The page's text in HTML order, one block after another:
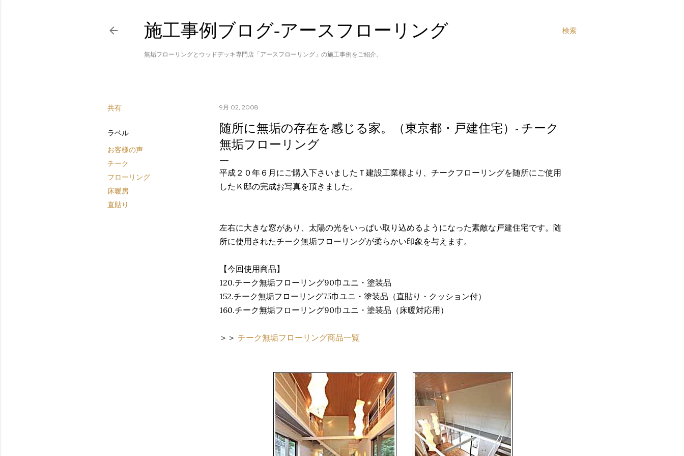
検索
施工事例ブログ‐アースフローリング
無垢フローリングとウッドデッキ専門店「アースフローリング」の施工事例をご紹介。
共有
ラベル
お客様の声
チーク
フローリング
床暖房
直貼り
9月 02, 2008
随所に無垢の存在を感じる家。（東京都・戸建住宅）- チーク
無垢フローリング
平成２０年６月にご購入下さいましたＴ建設工業様より、チークフローリングを随所にご使用
したＫ邸の完成お写真を頂きました。
左右に大きな窓があり、太陽の光をいっぱい取り込めるようになった素敵な戸建住宅です。随
所に使用されたチーク無垢フローリングが柔らかい印象を与えます。
【今回使用商品】
120.チーク無垢フローリング90巾ユニ・塗装品
152.チーク無垢フローリング75巾ユニ・塗装品（直貼り・クッション付）
160.チーク無垢フローリング90巾ユニ・塗装品（床暖対応用）
＞＞ チーク無垢フローリング商品一覧